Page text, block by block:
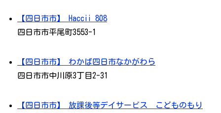
【四日市市】 Haccii 808
四日市市平尾町3553-1
【四日市市】 わかば四日市なかがわら
四日市市中川原3丁目2-31
【四日市市】 放課後等デイサービス こどものもり